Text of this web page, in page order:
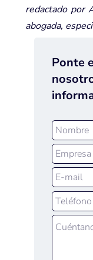
redactado por
abogada,
Ponte